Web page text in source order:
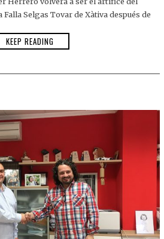
Selgas Tovar de Xàtiva después de
KEEP READING